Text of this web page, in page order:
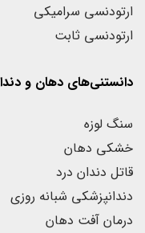
ارتودنسی سرامیکی
ارتودنسی ثابت
دانستنی‌های دهان و
سنگ لوزه
خشکی دهان
قاتل دندان درد
دندانپزشکی شبانه روزی
درمان آفت دهان